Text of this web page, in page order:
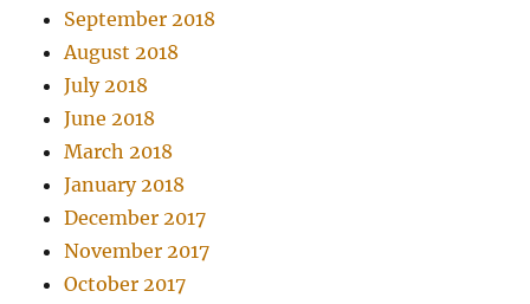
September 2018
August 2018
July 2018
June 2018
March 2018
January 2018
December 2017
November 2017
October 2017